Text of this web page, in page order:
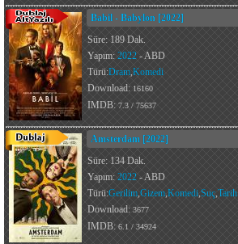
Babil - Babylon [2022]
Süre: 189 Dak.
Yapım: 2022 - ABD
Türü:Dram,Komedi
Download: 16160
IMDB: 7.3 / 75637
Amsterdam [2022]
Süre: 134 Dak.
Yapım: 2022 - ABD
Türü:Gerilim,Gizem,Komedi,Suç,Tarih
Download: 3677
IMDB: 6.1 / 34924